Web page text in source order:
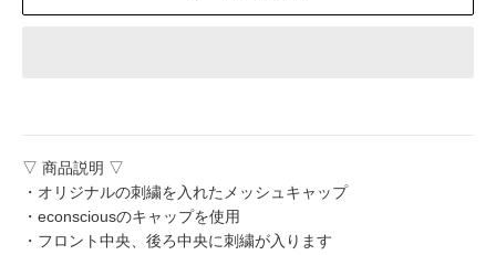
▽ 商品説明 ▽
・オリジナルの刺繍を入れたメッシュキャップ
・econsciousのキャップを使用
・フロント中央、後ろ中央に刺繍が入ります